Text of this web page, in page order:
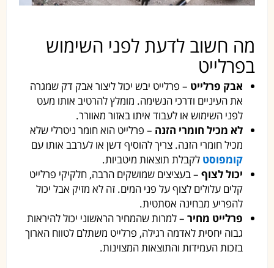
מה חשוב לדעת לפני השימוש
בפרלייט
אבק פרלייט – פרלייט יבש יכול ליצור אבק דק שמגרה
את העיניים ודרכי הנשימה. מומלץ להרטיב אותו מעט
לפני השימוש או לעבוד איתו באזור מאוורר.
לא מכיל חומרי הזנה – פרלייט הוא חומר ניטרלי שלא
מכיל חומרי הזנה. צריך להוסיף דשן או לערבב אותו עם
קומפוסט לקבלת תוצאות מיטביות.
יכול לצוף – בעציצים שמושקים הרבה, חלקיקי פרלייט
קלים עלולים לצוף על פני המים. זה לא מזיק אבל יכול
להפריע מבחינה אסתטית.
פרלייט מחיר – למרות שהמחיר הראשוני יכול להיראות
גבוה יחסית לאדמה רגילה, פרלייט משתלם לטווח הארוך
בזכות העמידות והתוצאות המצוינות.